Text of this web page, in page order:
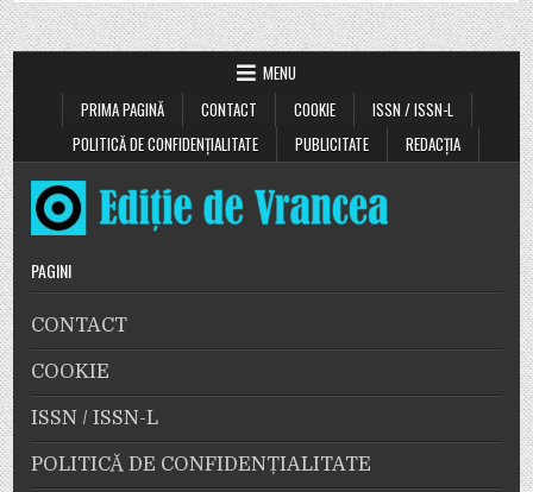
MENU
PRIMA PAGINĂ
CONTACT COOKIE
ISSN / ISSN-L
POLITICĂ DE CONFIDENȚIALITATE
PUBLICITATE REDACȚIA
PAGINI
CONTACT
COOKIE
ISSN / ISSN-L
POLITICĂ DE CONFIDENȚIALITATE